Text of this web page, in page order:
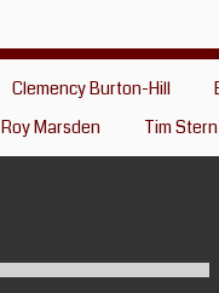
Clemency Burton-Hill
Roy Marsden Tim Stern